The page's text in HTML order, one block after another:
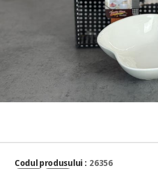
Codul produsului : 26356